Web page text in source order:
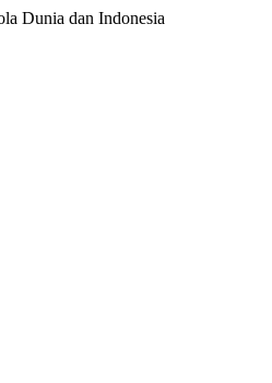
Dunia dan Indonesia